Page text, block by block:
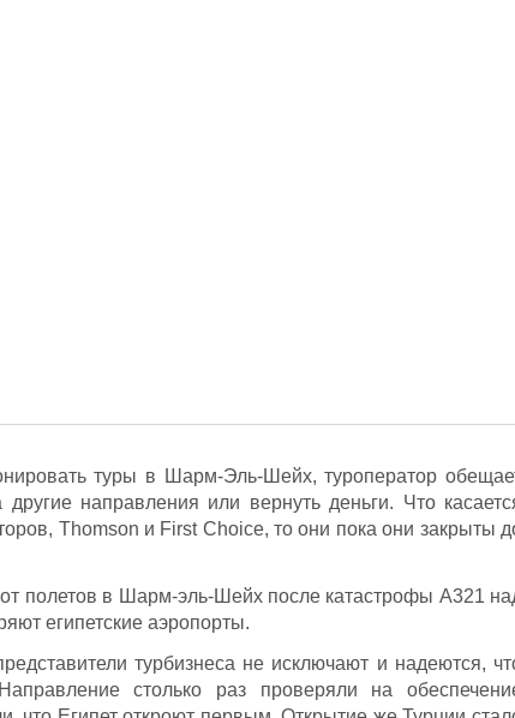
туры в Шарм-Эль-Шейх, туроператор
направления или вернуть деньги. Что
Thomson и First Choice, то они пока они закрыты
полетов в Шарм-эль-Шейх после катастрофы А321
египетские аэропорты.
турбизнеса не исключают и надеются,
столько раз проверяли на